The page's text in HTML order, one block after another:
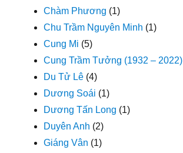
Chàm Phương (1)
Chu Trầm Nguyên Minh (1)
Cung Mi (5)
Cung Trầm Tưởng (1932 – 2022)
Du Tử Lê (4)
Dương Soái (1)
Dương Tấn Long (1)
Duyên Anh (2)
Giáng Vân (1)